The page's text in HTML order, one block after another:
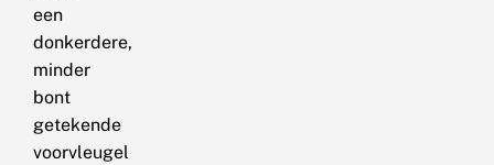
een
donkerdere,
minder
bont
getekende
voorvleugel